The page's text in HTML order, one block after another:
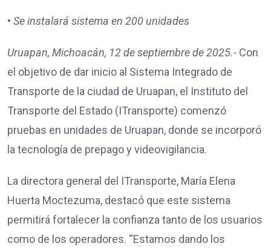
• Se instalará sistema en 200 unidades
Uruapan, Michoacán, 12 de septiembre de 2025.- Con
el objetivo de dar inicio al Sistema Integrado de
Transporte de la ciudad de Uruapan, el Instituto del
Transporte del Estado (ITransporte) comenzó
pruebas en unidades de Uruapan, donde se incorporó
la tecnología de prepago y videovigilancia.
La directora general del ITransporte, María Elena
Huerta Moctezuma, destacó que este sistema
permitirá fortalecer la confianza tanto de los usuarios
como de los operadores. “Estamos dando los